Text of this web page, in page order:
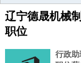
辽宁德晟机械
职位
行政